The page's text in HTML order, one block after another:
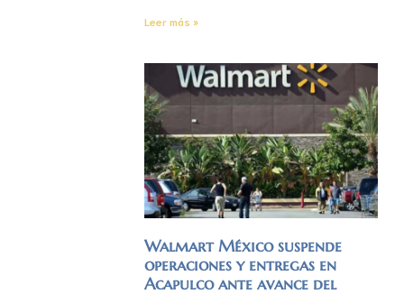
Leer más »
Walmart México suspende
operaciones y entregas en
Acapulco ante avance del